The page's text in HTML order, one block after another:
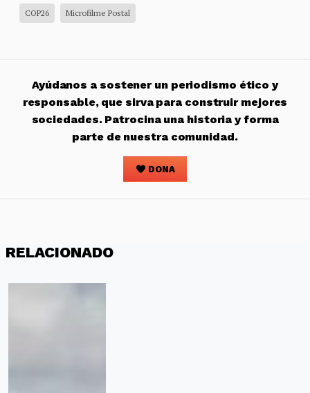
COP26 Microfilme Postal
Ayúdanos a sostener un periodismo ético y
responsable, que sirva para construir mejores
sociedades. Patrocina una historia y forma
parte de nuestra comunidad.
DONA
RELACIONADO